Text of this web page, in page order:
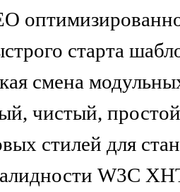
старта
смена
чистый,
стилей для
W3C